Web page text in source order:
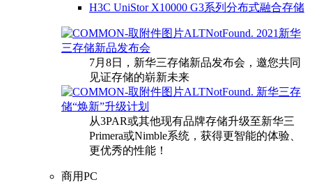
H3C UniStor X10000 G3系列分布式融合存储
2021新华
三存储新品发布会
7月8日，新华三存储新品发布会，邀您共同
见证存储的崭新未来
新华三存
储“焕新”升级计划
从3PAR或其他现有品牌存储升级至新华三
Primera或Nimble系统，获得更智能的体验、
更优秀的性能！
商用PC